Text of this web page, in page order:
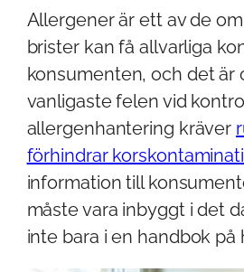
Allergener är ett av de
brister kan få allvarliga
konsumenten, och det är
vanligaste felen vid
allergenhantering kräver
förhindrar
information till
måste vara inbyggt i det
inte bara i en handbok på